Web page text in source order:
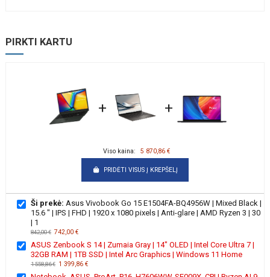
PIRKTI KARTU
+ +
Viso kaina: 5 870,86 €
PRIDĖTI VISUS Į KREPŠELĮ
Ši prekė: Asus Vivobook Go 15 E1504FA-BQ4956W | Mixed Black |
15.6 " | IPS | FHD | 1920 x 1080 pixels | Anti-glare | AMD Ryzen 3 | 30
| 1
842,00 € 742,00 €
ASUS Zenbook S 14 | Zumaia Gray | 14" OLED | Intel Core Ultra 7 |
32GB RAM | 1TB SSD | Intel Arc Graphics | Windows 11 Home
1 558,86 € 1 399,86 €